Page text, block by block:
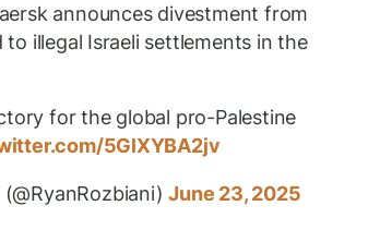
announces divestment from
to illegal Israeli settlements in the
for the global pro-Palestine
5GlXYBA2jv
June 23, 2025